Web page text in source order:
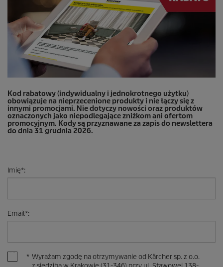
Kod rabatowy (indywidualny i jednokrotnego użytku)
obowiązuje na nieprzecenione produkty i nie łączy się z
innymi promocjami. Nie dotyczy nowości oraz produktów
oznaczonych jako niepodlegające zniżkom ani ofertom
promocyjnym. Kody są przyznawane za zapis do newslettera
do dnia 31 grudnia 2026.
Imię*:
Email*:
* Wyrażam zgodę na otrzymywanie od Kärcher sp. z o.o.